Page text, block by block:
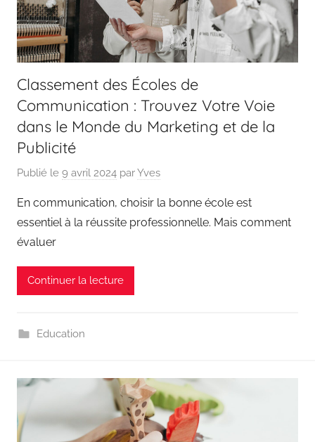
Classement des Écoles de
Communication : Trouvez Votre Voie
dans le Monde du Marketing et de la
Publicité
Publié le 9 avril 2024 parYves
En communication, choisir la bonne école est
essentiel à la réussite professionnelle. Mais comment
évaluer
Continuer la lecture
Education